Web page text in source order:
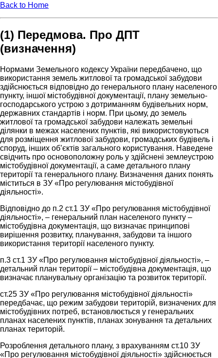
Back to Home
(1) Передмова. Про ДПТ
(визначення)
Нормами Земельного кодексу України передбачено, що
використання земель житлової та громадської забудови
здійснюється відповідно до генерального плану населеного
пункту, іншої містобудівної документації, плану земельно-
господарського устрою з дотриманням будівельних норм,
державних стандартів і норм. При цьому, до земель
житлової та громадської забудови належать земельні
ділянки в межах населених пунктів, які використовуються
для розміщення житлової забудови, громадських будівель і
споруд, інших об’єктів загального користування. Наведене
свідчить про основоположну роль у здійснені землеустрою
містобудівної документації, а саме детального плану
території та генерального плану. Визначення даних понять
міститься в ЗУ «Про регулювання містобудівної
діяльності».
Відповідно до п.2 ст.1 ЗУ «Про регулювання містобудівної
діяльності», – генеральний план населеного пункту –
містобудівна документація, що визначає принципові
вирішення розвитку, планування, забудови та іншого
використання території населеного пункту.
п.3 ст.1 ЗУ «Про регулювання містобудівної діяльності», –
детальний план території – містобудівна документація, що
визначає планувальну організацію та розвиток території.
ст.25 ЗУ «Про регулювання містобудівної діяльності»
передбачає, що режим забудови територій, визначених для
містобудівних потреб, встановлюється у генеральних
планах населених пунктів, планах зонування та детальних
планах територій.
Розроблення детального плану, з врахуванням ст.10 ЗУ
«Про регулювання містобудівної діяльності» здійснюється